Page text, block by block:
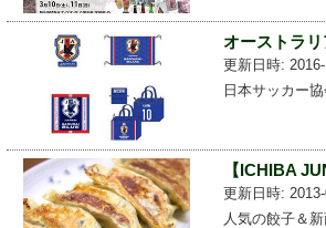
オーストラ
更新日時:
日本サッカー
【ICHIBA
更新日時:
人気の餃子＆